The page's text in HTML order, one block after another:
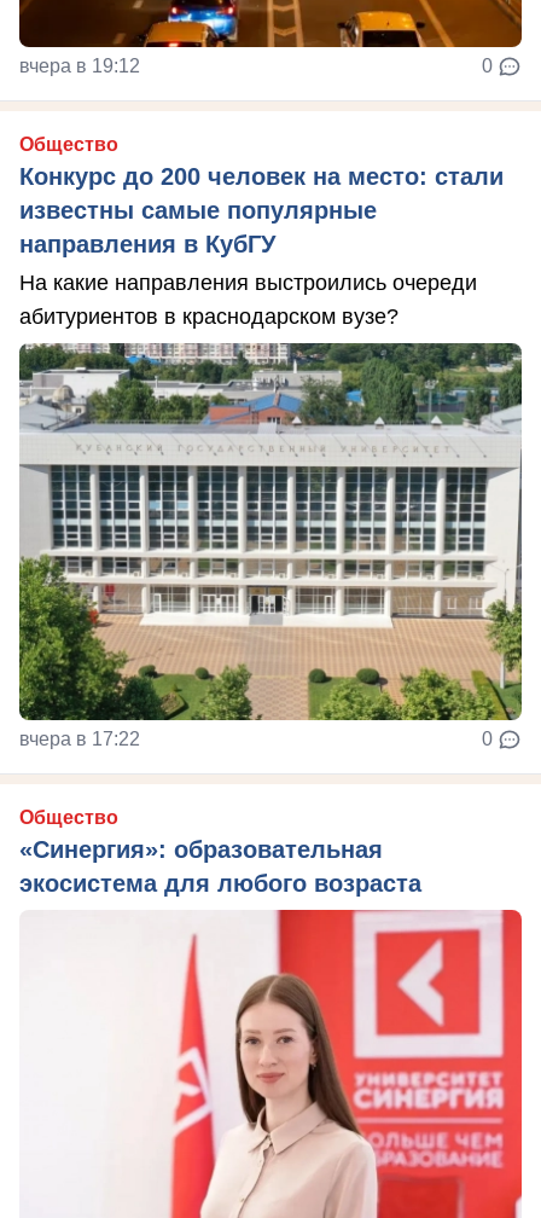
вчера в 19:12 0
Общество
Конкурс до 200 человек на место: стали
известны самые популярные
направления в КубГУ
На какие направления выстроились очереди
абитуриентов в краснодарском вузе?
вчера в 17:22 0
Общество
«Синергия»: образовательная
экосистема для любого возраста